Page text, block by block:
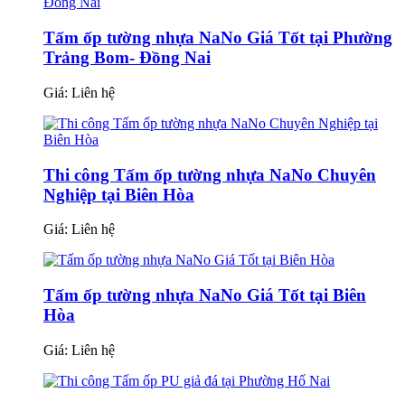
Tấm ốp tường nhựa NaNo Giá Tốt tại Phường
Trảng Bom- Đồng Nai
Giá: Liên hệ
Thi công Tấm ốp tường nhựa NaNo Chuyên
Nghiệp tại Biên Hòa
Giá: Liên hệ
Tấm ốp tường nhựa NaNo Giá Tốt tại Biên
Hòa
Giá: Liên hệ